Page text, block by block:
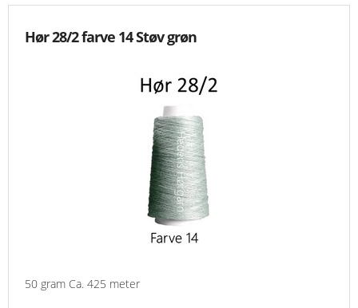
Hør 28/2 farve 14 Støv grøn
50 gram Ca. 425 meter